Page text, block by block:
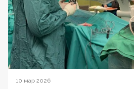
10 мар 2026